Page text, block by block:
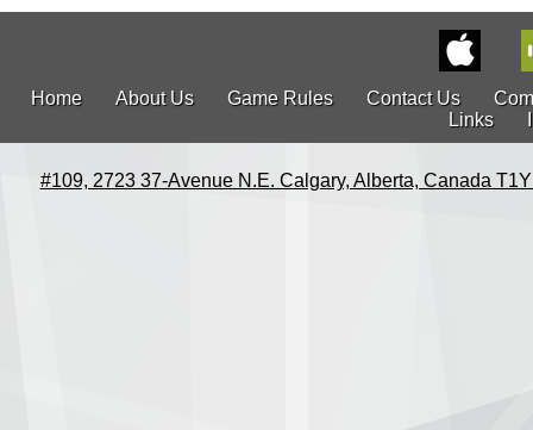
Home About Us Game Rules Contact Us
Links
#109, 2723 37-Avenue N.E. Calgary, Alberta, Canada